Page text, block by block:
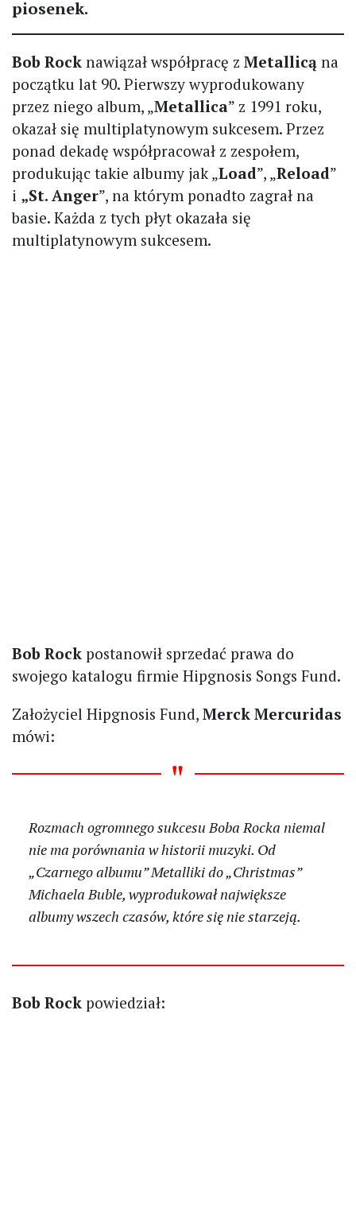
piosenek.
Bob Rock nawiązał współpracę z Metallicą na
początku lat 90. Pierwszy wyprodukowany
przez niego album, „Metallica” z 1991 roku,
okazał się multiplatynowym sukcesem. Przez
ponad dekadę współpracował z zespołem,
produkując takie albumy jak „Load”, „Reload”
i „St. Anger”, na którym ponadto zagrał na
basie. Każda z tych płyt okazała się
multiplatynowym sukcesem.
Bob Rock postanowił sprzedać prawa do
swojego katalogu firmie Hipgnosis Songs Fund.
Założyciel Hipgnosis Fund, Merck Mercuridas
mówi:
Rozmach ogromnego sukcesu Boba Rocka niemal
nie ma porównania w historii muzyki. Od
„Czarnego albumu” Metalliki do „Christmas”
Michaela Buble, wyprodukował największe
albumy wszech czasów, które się nie starzeją.
Bob Rock powiedział: